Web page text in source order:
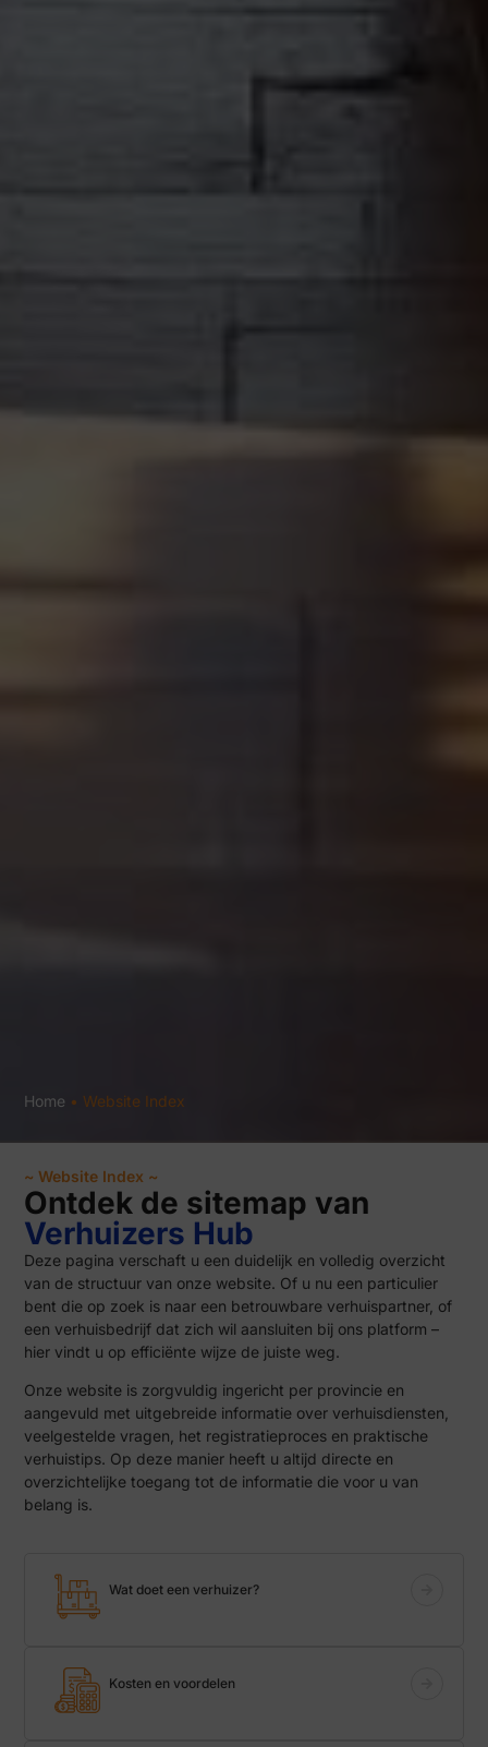
Home • Website Index
~ Website Index ~
Ontdek de sitemap van
Verhuizers Hub
Deze pagina verschaft u een duidelijk en volledig overzicht
van de structuur van onze website. Of u nu een particulier
bent die op zoek is naar een betrouwbare verhuispartner, of
een verhuisbedrijf dat zich wil aansluiten bij ons platform –
hier vindt u op efficiënte wijze de juiste weg.
Onze website is zorgvuldig ingericht per provincie en
aangevuld met uitgebreide informatie over verhuisdiensten,
veelgestelde vragen, het registratieproces en praktische
verhuistips. Op deze manier heeft u altijd directe en
overzichtelijke toegang tot de informatie die voor u van
belang is.
Wat doet een verhuizer?
Kosten en voordelen